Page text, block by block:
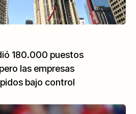
180.000 puestos
las empresas
bajo control